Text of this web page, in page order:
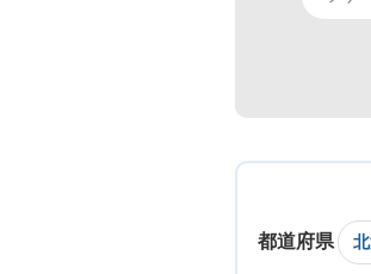
都道府県